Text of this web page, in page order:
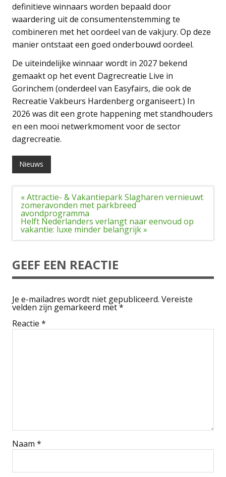
definitieve winnaars worden bepaald door
waardering uit de consumentenstemming te
combineren met het oordeel van de vakjury. Op deze
manier ontstaat een goed onderbouwd oordeel.
De uiteindelijke winnaar wordt in 2027 bekend
gemaakt op het event Dagrecreatie Live in
Gorinchem (onderdeel van Easyfairs, die ook de
Recreatie Vakbeurs Hardenberg organiseert.) In
2026 was dit een grote happening met standhouders
en een mooi netwerkmoment voor de sector
dagrecreatie.
Nieuws
Bericht
navigatie
« Attractie- & Vakantiepark Slagharen vernieuwt
zomeravonden met parkbreed
avondprogramma
Helft Nederlanders verlangt naar eenvoud op
vakantie: luxe minder belangrijk »
GEEF EEN REACTIE
Je e-mailadres wordt niet gepubliceerd. Vereiste
velden zijn gemarkeerd met*
Reactie *
Naam *